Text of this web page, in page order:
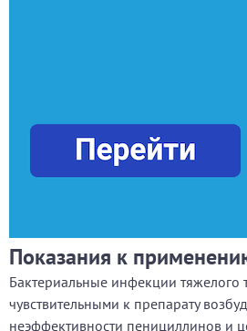
Показания к
Бактериальные инфекции тяжелого
чувствительными к препарату
неэффективности пенициллинов и